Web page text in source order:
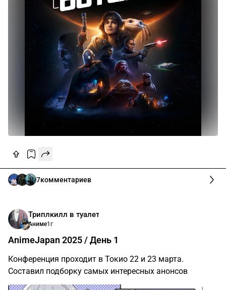
7комментариев
Триплкилл в туалете 🤔🤙
Аниме1г
AnimeJapan 2025 / День 1
Конференция проходит в Токио 22 и 23 марта.
Составил подборку самых интересных анонсов